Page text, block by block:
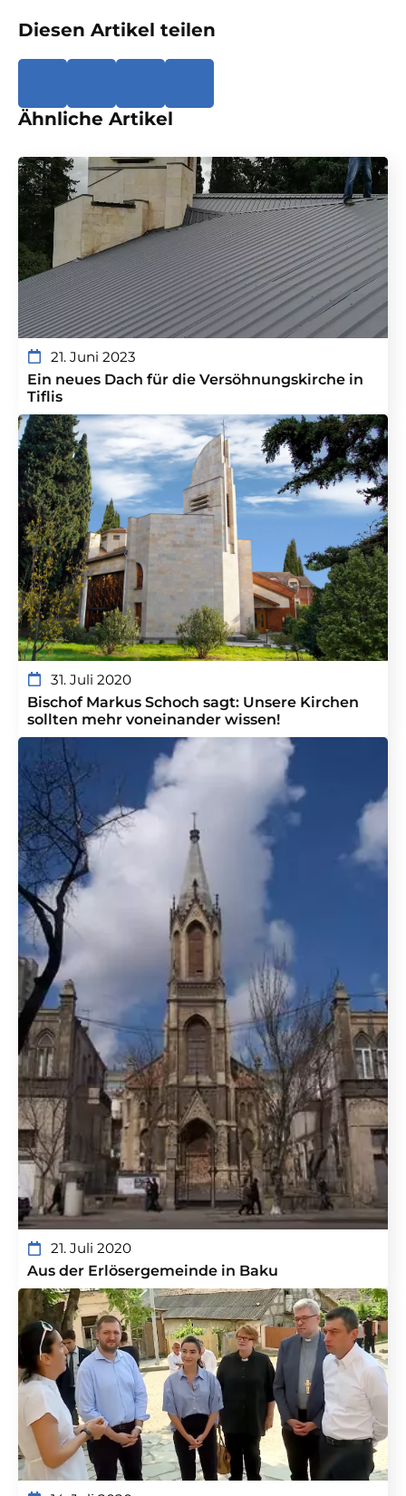
Diesen Artikel teilen
Ähnliche Artikel
21. Juni 2023
Ein neues Dach für die Versöhnungskirche in
Tiflis
31. Juli 2020
Bischof Markus Schoch sagt: Unsere Kirchen
sollten mehr voneinander wissen!
21. Juli 2020
Aus der Erlösergemeinde in Baku